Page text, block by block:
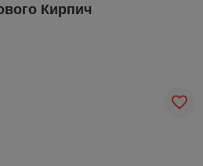
Кирпич